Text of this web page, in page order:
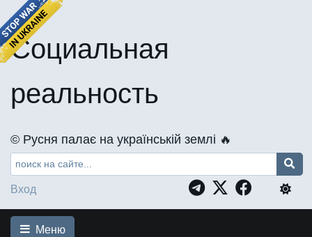
Социальная
реальность
©️ Русня палає на українській землі 🔥
Вход
Меню